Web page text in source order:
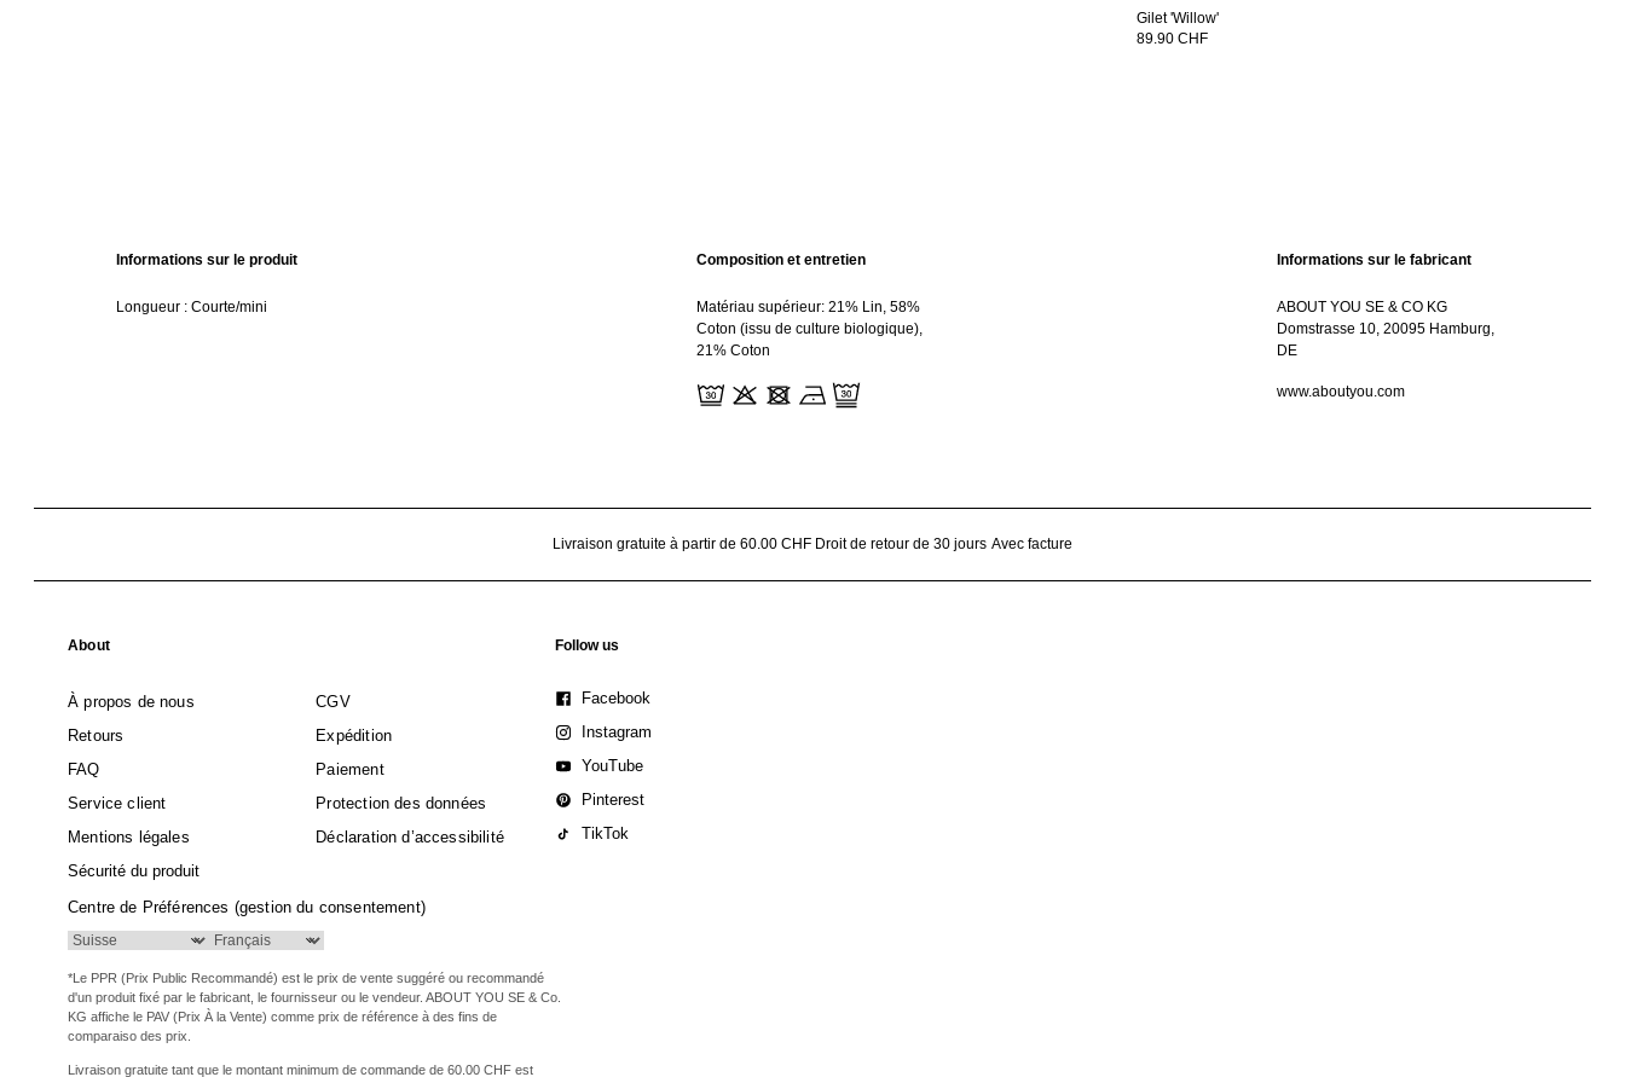
Gilet 'Willow'
89.90 CHF
Informations sur le produit
Longueur : Courte/mini
Composition et entretien
Matériau supérieur: 21% Lin, 58%
Coton (issu de culture biologique),
21% Coton
Informations sur le fabricant
ABOUT YOU SE & CO KG
Domstrasse 10, 20095 Hamburg,
DE
www.aboutyou.com
Livraison gratuite à partir de 60.00 CHF Droit de retour de 30 jours Avec facture
About
À propos de nous
CGV
Retours
Expédition
FAQ
Paiement
Service client
Protection des données
Mentions légales
Déclaration d’accessibilité
Sécurité du produit
Centre de Préférences (gestion du consentement)
*Le PPR (Prix Public Recommandé) est le prix de vente suggéré ou recommandé
d'un produit fixé par le fabricant, le fournisseur ou le vendeur. ABOUT YOU SE & Co.
KG affiche le PAV (Prix À la Vente) comme prix de référence à des fins de
comparaiso des prix.
Livraison gratuite tant que le montant minimum de commande de 60.00 CHF est
Follow us
Facebook
Instagram
YouTube
Pinterest
TikTok